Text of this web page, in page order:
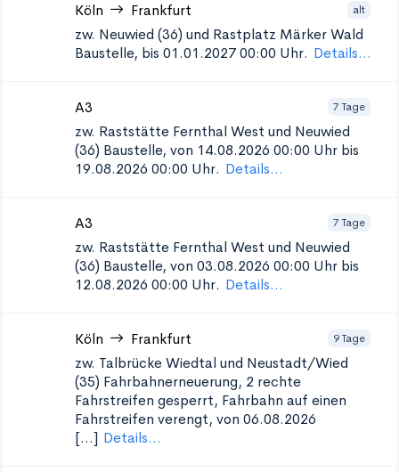
Köln Frankfurt alt
zw. Neuwied (36) und Rastplatz Märker Wald
Baustelle, bis 01.01.2027 00:00 Uhr. Details...
A3 7 Tage
zw. Raststätte Fernthal West und Neuwied
(36) Baustelle, von 14.08.2026 00:00 Uhr bis
19.08.2026 00:00 Uhr. Details...
A3 7 Tage
zw. Raststätte Fernthal West und Neuwied
(36) Baustelle, von 03.08.2026 00:00 Uhr bis
12.08.2026 00:00 Uhr. Details...
Köln Frankfurt 9 Tage
zw. Talbrücke Wiedtal und Neustadt/Wied
(35) Fahrbahnerneuerung, 2 rechte
Fahrstreifen gesperrt, Fahrbahn auf einen
Fahrstreifen verengt, von 06.08.2026
[...] Details...